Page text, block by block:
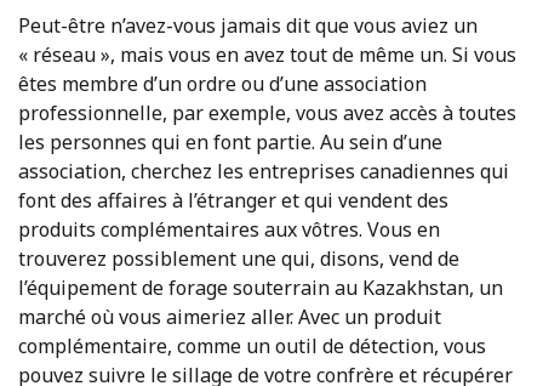
Peut-être n’avez-vous jamais dit que vous aviez un
« réseau », mais vous en avez tout de même un. Si vous
êtes membre d’un ordre ou d’une association
professionnelle, par exemple, vous avez accès à toutes
les personnes qui en font partie. Au sein d’une
association, cherchez les entreprises canadiennes qui
font des affaires à l’étranger et qui vendent des
produits complémentaires aux vôtres. Vous en
trouverez possiblement une qui, disons, vend de
l’équipement de forage souterrain au Kazakhstan, un
marché où vous aimeriez aller. Avec un produit
complémentaire, comme un outil de détection, vous
pouvez suivre le sillage de votre confrère et récupérer